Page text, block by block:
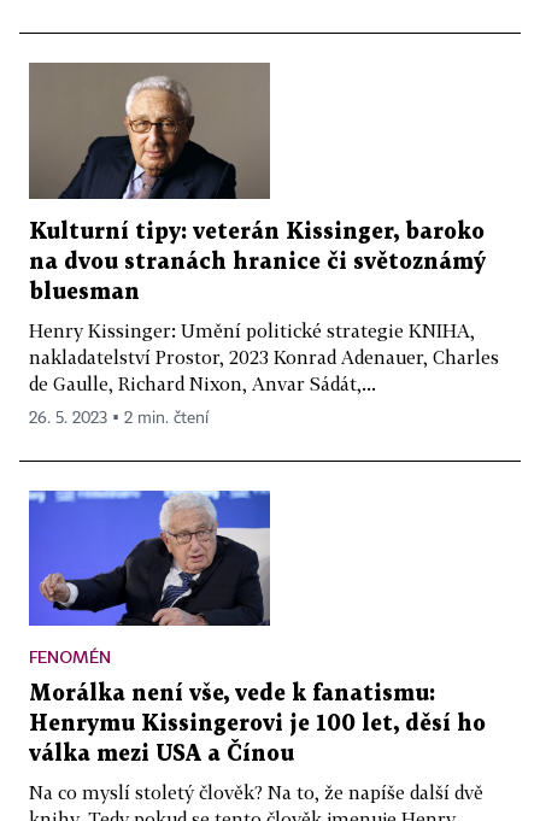
Kulturní tipy: veterán Kissinger, baroko
na dvou stranách hranice či světoznámý
bluesman
Henry Kissinger: Umění politické strategie KNIHA,
nakladatelství Prostor, 2023 Konrad Adenauer, Charles
de Gaulle, Richard Nixon, Anvar Sádát,...
26. 5. 2023 ▪ 2 min. čtení
FENOMÉN
Morálka není vše, vede k fanatismu:
Henrymu Kissingerovi je 100 let, děsí ho
válka mezi USA a Čínou
Na co myslí stoletý člověk? Na to, že napíše další dvě